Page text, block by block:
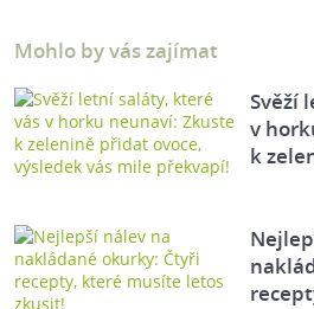
Mohlo by vás zajímat
Svěží
v
k